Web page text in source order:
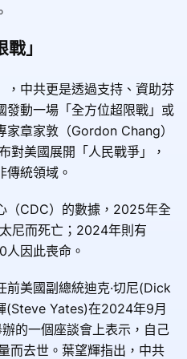
」
，中共更是透過支持、資助芬
發動一場「全方位超限戰」或
家章家敦（Gordon Chang）
對美國展開「人民戰爭」，
傳統領域。
（CDC）的數據，2025年全
尼而死亡；2024年則有
因此喪命。
前美國副總統迪克·切尼(Dick
(Steve Yates)在2024年9月
的一個座談會上表示，自己
而去世。葉望輝指出，中共